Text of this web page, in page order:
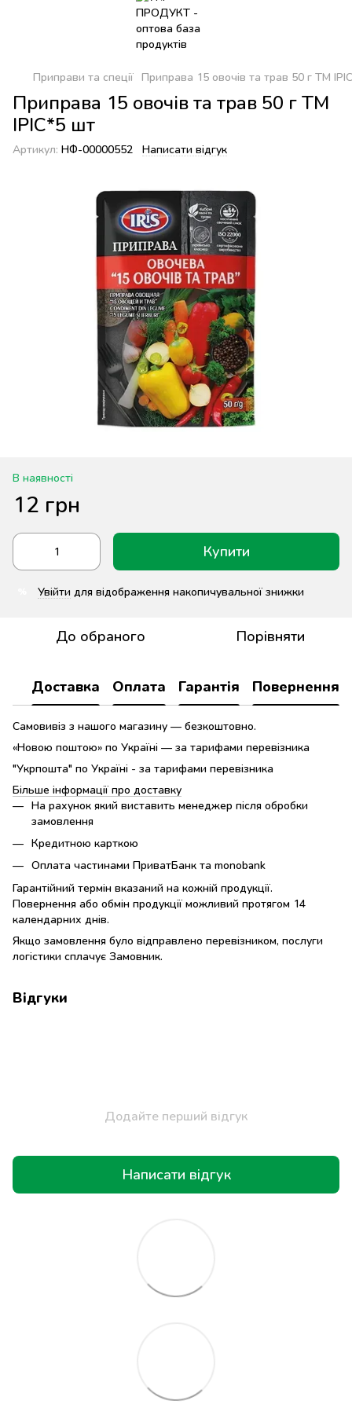
Приправи та спеції Приправа 15 овочів та трав 50 г ТМ
Приправа 15 овочів та трав 50 г ТМ
ІРІС*5 шт
Артикул: НФ-00000552 Написати відгук
В наявності
12 грн
Купити
Увійти для відображення накопичувальної знижки
До обраного Порівняти
Доставка Оплата Гарантія Повернення
Самовивіз з нашого магазину — безкоштовно.
«Новою поштою» по Україні — за тарифами перевізника
"Укрпошта" по Україні - за тарифами перевізника
Більше інформації про доставку
На рахунок який виставить менеджер після обробки
замовлення
Кредитною карткою
Оплата частинами ПриватБанк та monobank
Гарантійний термін вказаний на кожній продукції.
Повернення або обмін продукції можливий протягом 14
календарних днів.
Якщо замовлення було відправлено перевізником, послуги
логістики сплачує Замовник.
Відгуки
Додайте перший відгук
Написати відгук